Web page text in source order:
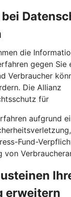
die
gegen Sie
Verbraucher
Die Allianz
für
aufgrund
Fund-
von
erweitern